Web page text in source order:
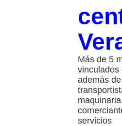
Más de 5
vinculados
además
servicios